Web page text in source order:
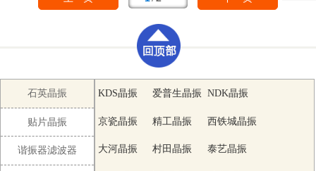
石英晶振
贴片晶振
谐振器滤波器
KDS晶振 爱普生晶振 NDK晶振
京瓷晶振 精工晶振 西铁城晶振
大河晶振 村田晶振 泰艺晶振